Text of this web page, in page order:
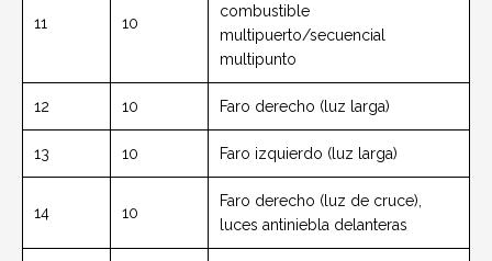
11 10
combustible
multipuerto/secuencial
multipunto
12 10 Faro derecho (luz larga)
13 10 Faro izquierdo (luz larga)
14 10
Faro derecho (luz de cruce),
luces antiniebla delanteras